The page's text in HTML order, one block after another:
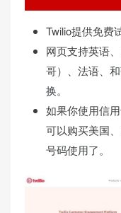
Twilio提供免费
网页支持英语
哥）、法语、
换。
如果你使用信
可以购买美国
号码使用了。